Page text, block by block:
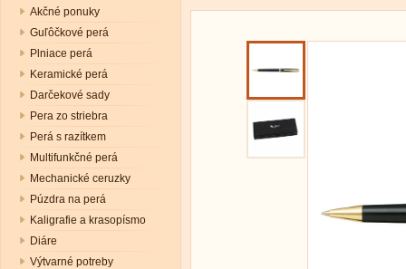
Akčné ponuky
Guľôčkové perá
Plniace perá
Keramické perá
Darčekové sady
Pera zo striebra
Perá s razítkem
Multifunkčné perá
Mechanické ceruzky
Púzdra na perá
Kaligrafie a krasopísmo
Diáre
Výtvarné potreby